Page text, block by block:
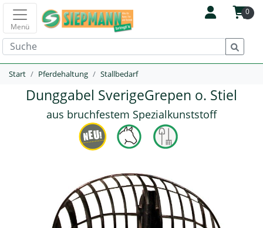
0
Menü
Start Pferdehaltung Stallbedarf
Dunggabel SverigeGrepen o. Stiel
aus bruchfestem Spezialkunststoff